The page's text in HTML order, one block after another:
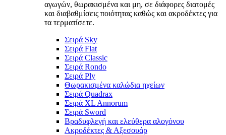
αγωγών, θωρακισμένα και μη, σε διάφορες διατομές
και διαβαθμίσεις ποιότητας καθώς και ακροδέκτες για
τα τερματίσετε.
Σειρά Sky
Σειρά Flat
Σειρά Classic
Σειρά Rondo
Σειρά Ply
Θωρακισμένα καλώδια ηχείων
Σειρά Quadrax
Σειρά XL Annorum
Σειρά Sword
Βραδυφλεγή και ελεύθερα αλογόνου
Ακροδέκτες & Αξεσουάρ